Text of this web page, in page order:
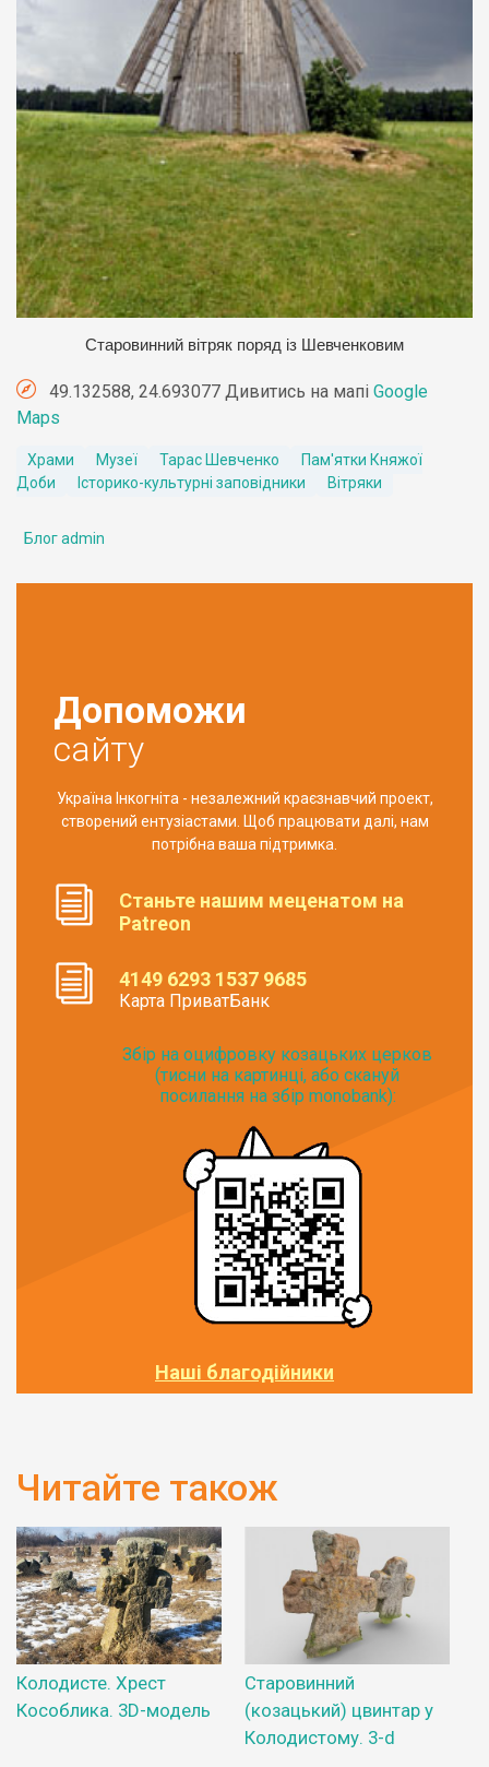
Старовинний вітряк поряд із Шевченковим
49.132588, 24.693077 Дивитись на мапі Google
Maps
Храми Музеї Тарас Шевченко
Пам'ятки Княжої
Доби
Історико-культурні заповідники Вітряки
Блог admin
Допоможи
сайту
Україна Інкогніта - незалежний краєзнавчий проект,
створений ентузіастами. Щоб працювати далі, нам
потрібна ваша підтримка.
Станьте нашим меценатом на
Patreon
4149 6293 1537 9685
Карта ПриватБанк
Збір на оцифровку козацьких церков
(тисни на картинці, або скануй
посилання на збір monobank):
Наші благодійники
Читайте також
Колодисте. Хрест
Кособлика. 3D-модель
Старовинний
(козацький) цвинтар у
Колодистому. 3-d